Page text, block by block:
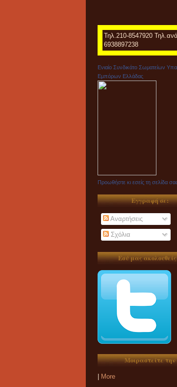
Τηλ.210-8547920
6938897238
Ενιαίο Συνδικάτο Σωματείων
Εμπόρων Ελλάδας
Προωθήστε κι εσείς τη σελίδα
Εγγραφή σε:
Αναρτήσεις
Σχόλια
Εσύ μας
Μοιραστείτε την
More